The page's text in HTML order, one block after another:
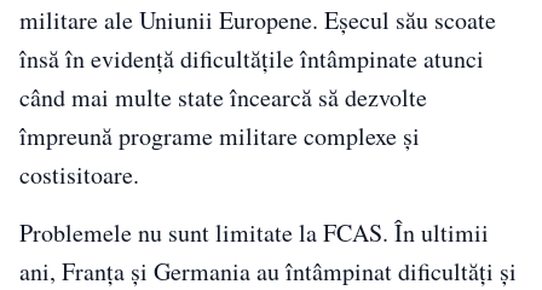
militare ale Uniunii Europene. Eșecul său scoate
însă în evidență dificultățile întâmpinate atunci
când mai multe state încearcă să dezvolte
împreună programe militare complexe și
costisitoare.
Problemele nu sunt limitate la FCAS. În ultimii
ani, Franța și Germania au întâmpinat dificultăți și